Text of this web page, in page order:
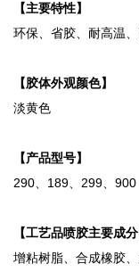
【主要特性】
环保、省胶、耐高温
【胶体外观颜色】
淡黄色
【产品型号】
290、189、299、900
【工艺品喷胶主要成分
增粘树脂、合成橡胶